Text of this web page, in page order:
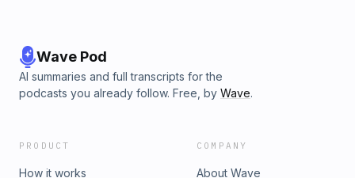
Wave Pod
AI summaries and full transcripts for the
podcasts you already follow. Free, by Wave.
PRODUCT
How it works
COMPANY
About Wave